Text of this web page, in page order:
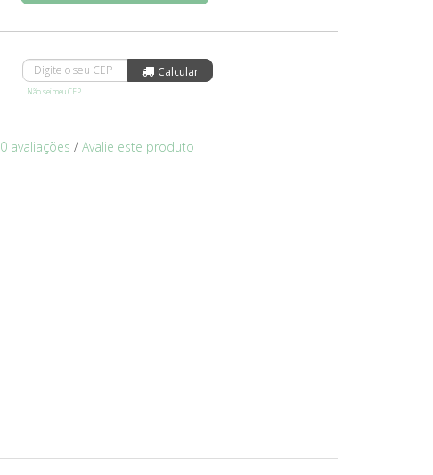
Não sei meu CEP
0 avaliações / Avalie este produto